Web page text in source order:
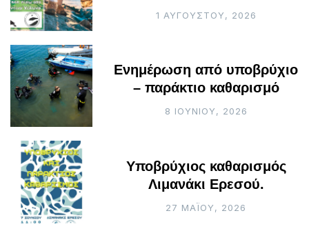
1 ΑΥΓΟΎΣΤΟΥ, 2026
Ενημέρωση από υποβρύχιο
– παράκτιο καθαρισμό
8 ΙΟΥΝΊΟΥ, 2026
Υποβρύχιος καθαρισμός
Λιμανάκι Ερεσού.
27 ΜΑΪ́ΟΥ, 2026